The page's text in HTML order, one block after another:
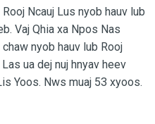
Ncauj Lus nyob hauv lub
Vaj Qhia xa Npos Nas
nyob hauv lub Rooj
ua dej nuj hnyav heev
Yoos. Nws muaj 53 xyoos.